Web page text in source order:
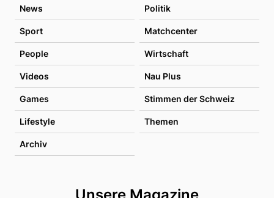
News Politik
Sport Matchcenter
People Wirtschaft
Videos Nau Plus
Games Stimmen der Schweiz
Lifestyle Themen
Archiv